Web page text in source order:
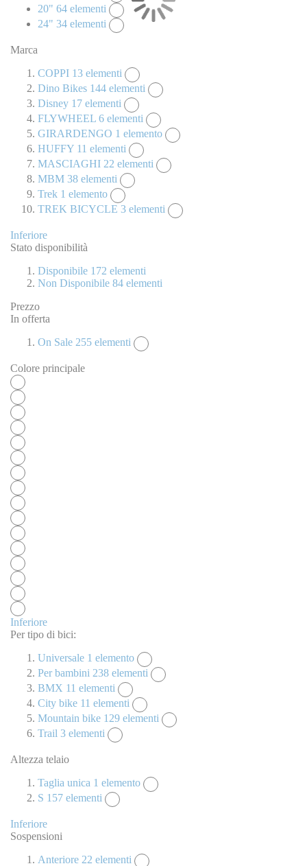
20" 64 elementi
24" 34 elementi
Marca
COPPI 13 elementi
Dino Bikes 144 elementi
Disney 17 elementi
FLYWHEEL 6 elementi
GIRARDENGO 1 elemento
HUFFY 11 elementi
MASCIAGHI 22 elementi
MBM 38 elementi
Trek 1 elemento
TREK BICYCLE 3 elementi
Inferiore
Stato disponibilità
Disponibile 172 elementi
Non Disponibile 84 elementi
Prezzo
In offerta
On Sale 255 elementi
Colore principale
Inferiore
Per tipo di bici:
Universale 1 elemento
Per bambini 238 elementi
BMX 11 elementi
City bike 11 elementi
Mountain bike 129 elementi
Trail 3 elementi
Altezza telaio
Taglia unica 1 elemento
S 157 elementi
Inferiore
Sospensioni
Anteriore 22 elementi